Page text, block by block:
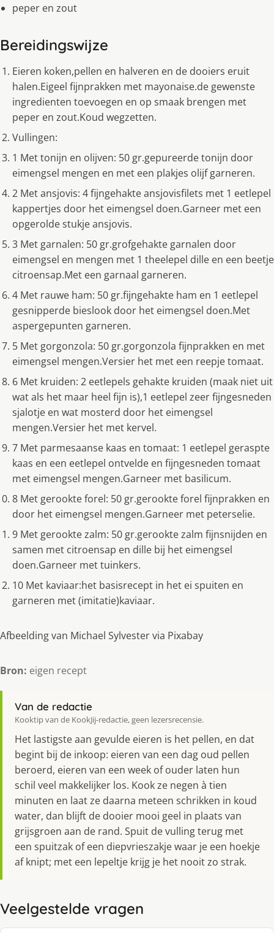
peper en zout
Bereidingswijze
Eieren koken,pellen en halveren en de dooiers eruit
halen.Eigeel fijnprakken met mayonaise.de gewenste
ingredienten toevoegen en op smaak brengen met
peper en zout.Koud wegzetten.
Vullingen:
1 Met tonijn en olijven: 50 gr.gepureerde tonijn door
eimengsel mengen en met een plakjes olijf garneren.
2 Met ansjovis: 4 fijngehakte ansjovisfilets met 1 eetlepel
kappertjes door het eimengsel doen.Garneer met een
opgerolde stukje ansjovis.
3 Met garnalen: 50 gr.grofgehakte garnalen door
eimengsel en mengen met 1 theelepel dille en een beetje
citroensap.Met een garnaal garneren.
4 Met rauwe ham: 50 gr.fijngehakte ham en 1 eetlepel
gesnipperde bieslook door het eimengsel doen.Met
aspergepunten garneren.
5 Met gorgonzola: 50 gr.gorgonzola fijnprakken en met
eimengsel mengen.Versier het met een reepje tomaat.
6 Met kruiden: 2 eetlepels gehakte kruiden (maak niet uit
wat als het maar heel fijn is),1 eetlepel zeer fijngesneden
sjalotje en wat mosterd door het eimengsel
mengen.Versier het met kervel.
7 Met parmesaanse kaas en tomaat: 1 eetlepel geraspte
kaas en een eetlepel ontvelde en fijngesneden tomaat
met eimengsel mengen.Garneer met basilicum.
8 Met gerookte forel: 50 gr.gerookte forel fijnprakken en
door het eimengsel mengen.Garneer met peterselie.
9 Met gerookte zalm: 50 gr.gerookte zalm fijnsnijden en
samen met citroensap en dille bij het eimengsel
doen.Garneer met tuinkers.
10 Met kaviaar:het basisrecept in het ei spuiten en
garneren met (imitatie)kaviaar.
Afbeelding van Michael Sylvester via Pixabay
Bron: eigen recept
Van de redactie
Kooktip van de KookJij-redactie, geen lezersrecensie.
Het lastigste aan gevulde eieren is het pellen, en dat
begint bij de inkoop: eieren van een dag oud pellen
beroerd, eieren van een week of ouder laten hun
schil veel makkelijker los. Kook ze negen à tien
minuten en laat ze daarna meteen schrikken in koud
water, dan blijft de dooier mooi geel in plaats van
grijsgroen aan de rand. Spuit de vulling terug met
een spuitzak of een diepvrieszakje waar je een hoekje
af knipt; met een lepeltje krijg je het nooit zo strak.
Veelgestelde vragen